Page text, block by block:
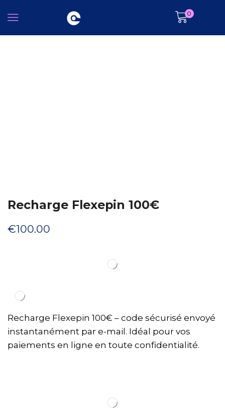
0
Recharge Flexepin 100€
€100.00
Recharge Flexepin 100€ – code sécurisé envoyé
instantanément par e-mail. Idéal pour vos
paiements en ligne en toute confidentialité.